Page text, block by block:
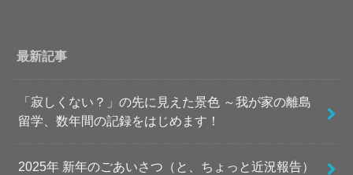
最新記事
「寂しくない？」の先に見えた景色 ～我が家の離島
留学、数年間の記録をはじめます！
2025年 新年のごあいさつ（と、ちょっと近況報告）